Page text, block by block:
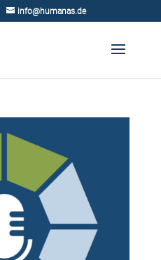
info@humanas.de